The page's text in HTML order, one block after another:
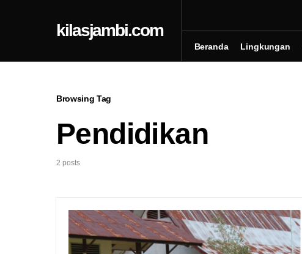
kilasjambi.com
Beranda Lingkungan
Browsing Tag
Pendidikan
2 posts